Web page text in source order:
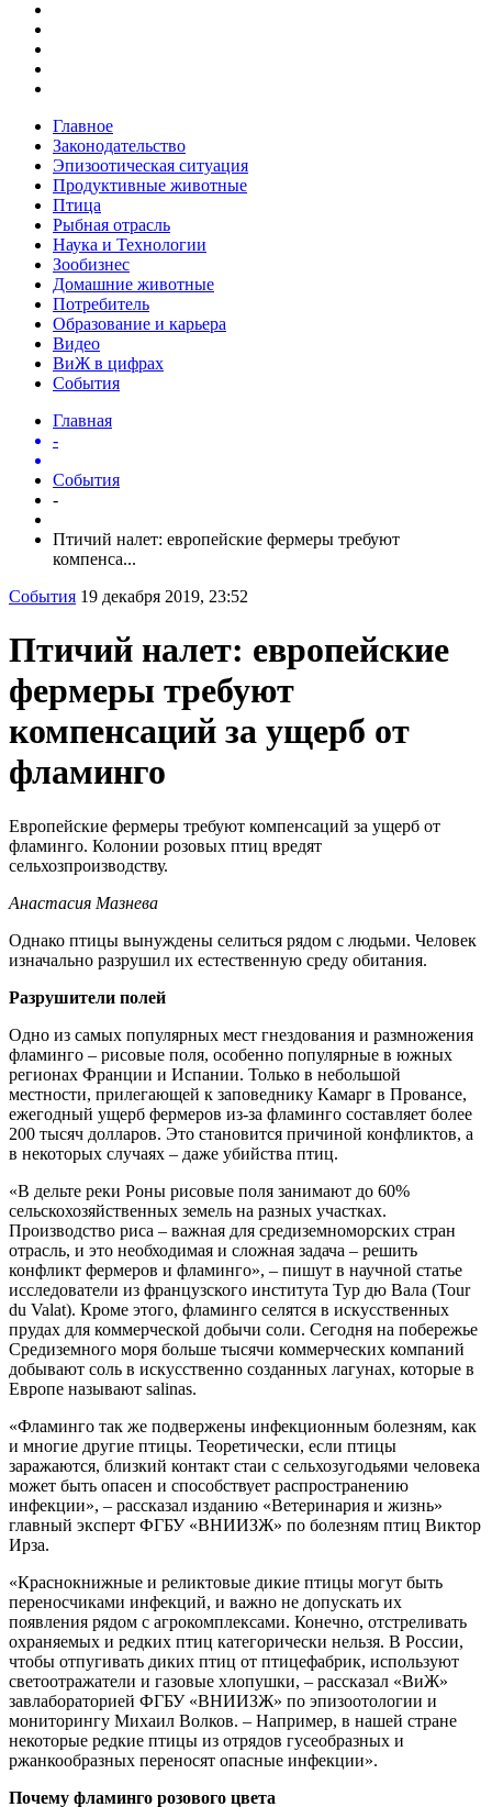
Главное
Законодательство
Эпизоотическая ситуация
Продуктивные животные
Птица
Рыбная отрасль
Наука и Технологии
Зообизнес
Домашние животные
Потребитель
Образование и карьера
Видео
ВиЖ в цифрах
События
Главная
-
События
-
Птичий налет: европейские фермеры требуют
компенса...
События 19 декабря 2019, 23:52
Птичий налет: европейские
фермеры требуют
компенсаций за ущерб от
фламинго
Европейские фермеры требуют компенсаций за ущерб от
фламинго. Колонии розовых птиц вредят
сельхозпроизводству.
Анастасия Мазнева
Однако птицы вынуждены селиться рядом с людьми. Человек
изначально разрушил их естественную среду обитания.
Разрушители полей
Одно из самых популярных мест гнездования и размножения
фламинго – рисовые поля, особенно популярные в южных
регионах Франции и Испании. Только в небольшой
местности, прилегающей к заповеднику Камарг в Провансе,
ежегодный ущерб фермеров из-за фламинго составляет более
200 тысяч долларов. Это становится причиной конфликтов, а
в некоторых случаях – даже убийства птиц.
«В дельте реки Роны рисовые поля занимают до 60%
сельскохозяйственных земель на разных участках.
Производство риса – важная для средиземноморских стран
отрасль, и это необходимая и сложная задача – решить
конфликт фермеров и фламинго», – пишут в научной статье
исследователи из французского института Тур дю Вала (Tour
du Valat). Кроме этого, фламинго селятся в искусственных
прудах для коммерческой добычи соли. Сегодня на побережье
Средиземного моря больше тысячи коммерческих компаний
добывают соль в искусственно созданных лагунах, которые в
Европе называют salinas.
«Фламинго так же подвержены инфекционным болезням, как
и многие другие птицы. Теоретически, если птицы
заражаются, близкий контакт стаи с сельхозугодьями человека
может быть опасен и способствует распространению
инфекции», – рассказал изданию «Ветеринария и жизнь»
главный эксперт ФГБУ «ВНИИЗЖ» по болезням птиц Виктор
Ирза.
«Краснокнижные и реликтовые дикие птицы могут быть
переносчиками инфекций, и важно не допускать их
появления рядом с агрокомплексами. Конечно, отстреливать
охраняемых и редких птиц категорически нельзя. В России,
чтобы отпугивать диких птиц от птицефабрик, используют
светоотражатели и газовые хлопушки, – рассказал «ВиЖ»
завлабораторией ФГБУ «ВНИИЗЖ» по эпизоотологии и
мониторингу Михаил Волков. – Например, в нашей стране
некоторые редкие птицы из отрядов гусеобразных и
ржанкообразных переносят опасные инфекции».
Почему фламинго розового цвета